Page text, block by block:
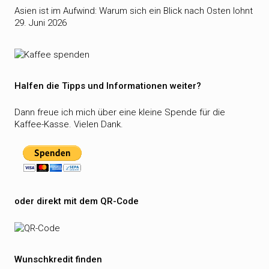
Asien ist im Aufwind: Warum sich ein Blick nach Osten lohnt
29. Juni 2026
Halfen die Tipps und Informationen weiter?
Dann freue ich mich über eine kleine Spende für die
Kaffee-Kasse. Vielen Dank.
oder direkt mit dem QR-Code
Wunschkredit finden